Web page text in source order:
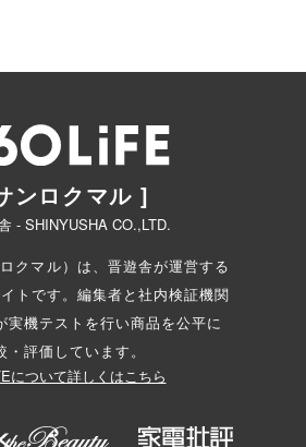
ンロクマル ]
- SHINYUSHA CO.,LTD.
クマル）は、晋遊舎が運営する
トです。編集者と社内検証機関
実機テストを行い商品を公平に
・評価しています。
について詳しくはこちら